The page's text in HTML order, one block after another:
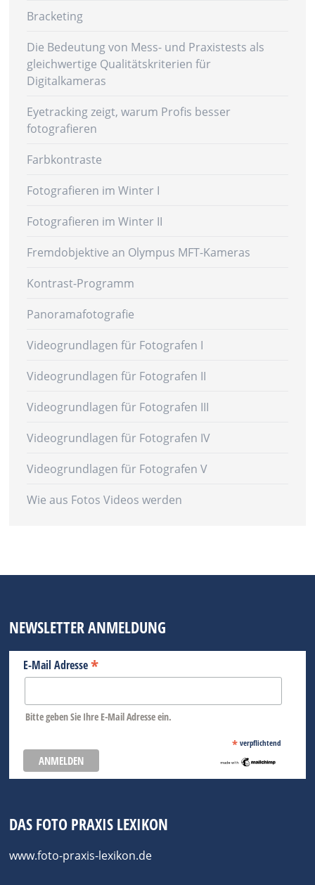
Bracketing
Die Bedeutung von Mess- und Praxistests als
gleichwertige Qualitätskriterien für
Digitalkameras
Eyetracking zeigt, warum Profis besser
fotografieren
Farbkontraste
Fotografieren im Winter I
Fotografieren im Winter II
Fremdobjektive an Olympus MFT-Kameras
Kontrast-Programm
Panoramafotografie
Videogrundlagen für Fotografen I
Videogrundlagen für Fotografen II
Videogrundlagen für Fotografen III
Videogrundlagen für Fotografen IV
Videogrundlagen für Fotografen V
Wie aus Fotos Videos werden
NEWSLETTER ANMELDUNG
E-Mail Adresse*
Bitte geben Sie Ihre E-Mail Adresse ein.
* verpflichtend
DAS FOTO PRAXIS LEXIKON
www.foto-praxis-lexikon.de